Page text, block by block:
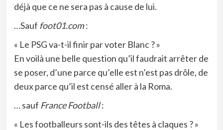
déjà que ce ne sera pas à cause de lui.
…Sauf foot01.com:
« Le PSG va-t-il finir par voter Blanc ? »
En voilà une belle question qu’il faudrait arrêter de
se poser, d’une parce qu’elle est n’est pas drôle, de
deux parce qu’il est censé aller à la Roma.
… sauf France Football:
« Les footballeurs sont-ils des têtes à claques ? »